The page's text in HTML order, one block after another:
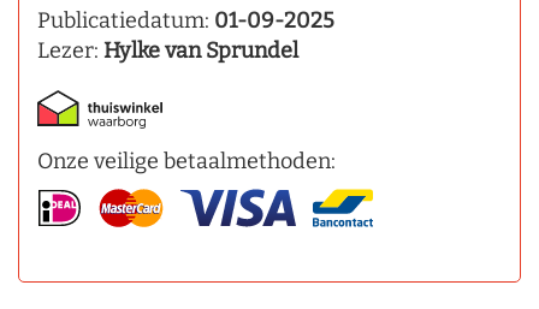
Publicatiedatum: 01-09-2025
Lezer: Hylke van Sprundel
Onze veilige betaalmethoden: